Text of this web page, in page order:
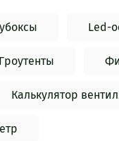
Led-
Гроутенты
Калькулятор